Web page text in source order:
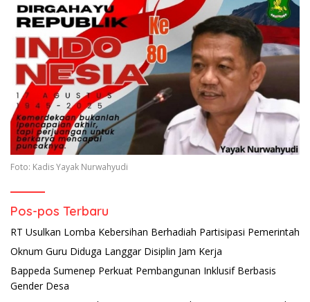
Foto: Kadis Yayak Nurwahyudi
Pos-pos Terbaru
RT Usulkan Lomba Kebersihan Berhadiah Partisipasi Pemerintah
Oknum Guru Diduga Langgar Disiplin Jam Kerja
Bappeda Sumenep Perkuat Pembangunan Inklusif Berbasis
Gender Desa